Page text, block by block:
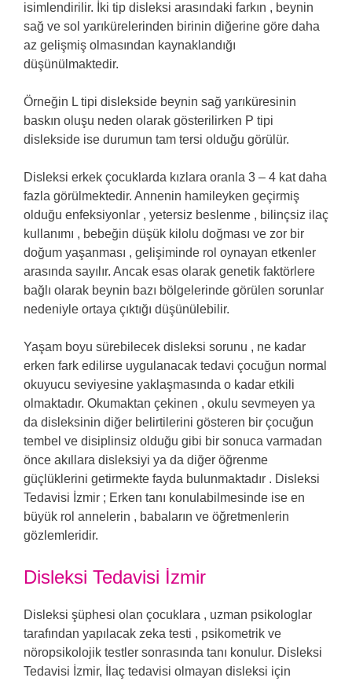
isimlendirilir. İki tip disleksi arasındaki farkın , beynin
sağ ve sol yarıkürelerinden birinin diğerine göre daha
az gelişmiş olmasından kaynaklandığı
düşünülmaktedir.
Örneğin L tipi dislekside beynin sağ yarıküresinin
baskın oluşu neden olarak gösterilirken P tipi
dislekside ise durumun tam tersi olduğu görülür.
Disleksi erkek çocuklarda kızlara oranla 3 – 4 kat daha
fazla görülmektedir. Annenin hamileyken geçirmiş
olduğu enfeksiyonlar , yetersiz beslenme , bilinçsiz ilaç
kullanımı , bebeğin düşük kilolu doğması ve zor bir
doğum yaşanması , gelişiminde rol oynayan etkenler
arasında sayılır. Ancak esas olarak genetik faktörlere
bağlı olarak beynin bazı bölgelerinde görülen sorunlar
nedeniyle ortaya çıktığı düşünülebilir.
Yaşam boyu sürebilecek disleksi sorunu , ne kadar
erken fark edilirse uygulanacak tedavi çocuğun normal
okuyucu seviyesine yaklaşmasında o kadar etkili
olmaktadır. Okumaktan çekinen , okulu sevmeyen ya
da disleksinin diğer belirtilerini gösteren bir çocuğun
tembel ve disiplinsiz olduğu gibi bir sonuca varmadan
önce akıllara disleksiyi ya da diğer öğrenme
güçlüklerini getirmekte fayda bulunmaktadır . Disleksi
Tedavisi İzmir ; Erken tanı konulabilmesinde ise en
büyük rol annelerin , babaların ve öğretmenlerin
gözlemleridir.
Disleksi Tedavisi İzmir
Disleksi şüphesi olan çocuklara , uzman psikologlar
tarafından yapılacak zeka testi , psikometrik ve
nöropsikolojik testler sonrasında tanı konulur. Disleksi
Tedavisi İzmir, İlaç tedavisi olmayan disleksi için